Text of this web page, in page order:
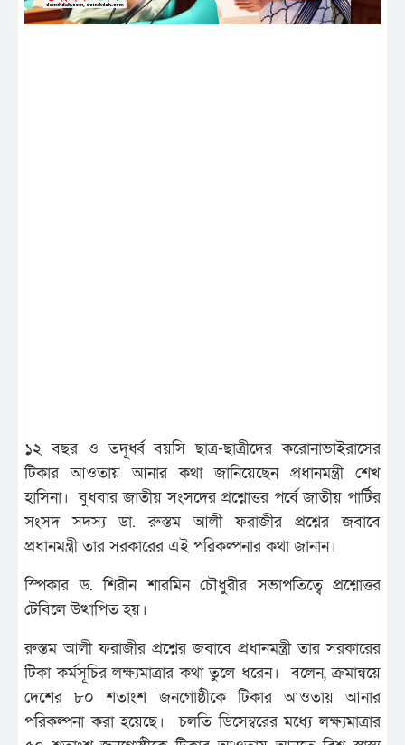
১২ বছর ও তদূর্ধ্ব বয়সি ছাত্র-ছাত্রীদের করোনাভাইরাসের
টিকার আওতায় আনার কথা জানিয়েছেন প্রধানমন্ত্রী শেখ
হাসিনা। বুধবার জাতীয় সংসদের প্রশ্নোত্তর পর্বে জাতীয় পার্টির
সংসদ সদস্য ডা. রুস্তম আলী ফরাজীর প্রশ্নের জবাবে
প্রধানমন্ত্রী তার সরকারের এই পরিকল্পনার কথা জানান।
স্পিকার ড. শিরীন শারমিন চৌধুরীর সভাপতিত্বে প্রশ্নোত্তর
টেবিলে উত্থাপিত হয়।
রুস্তম আলী ফরাজীর প্রশ্নের জবাবে প্রধানমন্ত্রী তার সরকারের
টিকা কর্মসূচির লক্ষ্যমাত্রার কথা তুলে ধরেন। বলেন, ক্রমান্বয়ে
দেশের ৮০ শতাংশ জনগোষ্ঠীকে টিকার আওতায় আনার
পরিকল্পনা করা হয়েছে। চলতি ডিসেম্বরের মধ্যে লক্ষ্যমাত্রার